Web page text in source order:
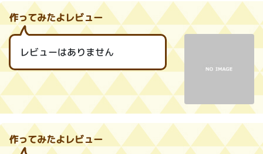
作ってみたよレビュー
レビューはありません
作ってみたよレビュー